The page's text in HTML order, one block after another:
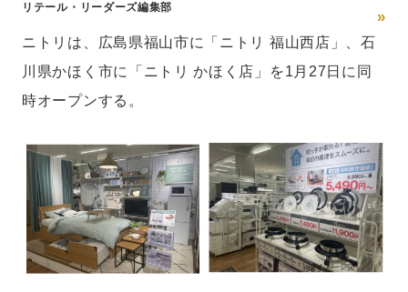
リテール・リーダーズ編集部
»
ニトリは、広島県福山市に「ニトリ 福山西店」、石
川県かほく市に「ニトリ かほく店」を1月27日に同
時オープンする。